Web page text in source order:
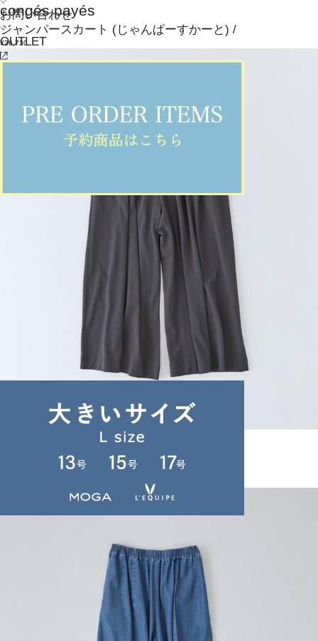
お問い合わせ
OUTLET
congés payés
ジャンパースカート (じゃんぱーすかーと) /
¥26,730
(ぱんつ)